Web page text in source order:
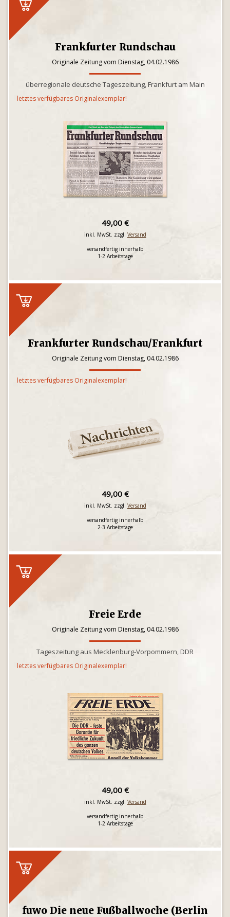
Frankfurter Rundschau
Originale Zeitung vom Dienstag, 04.02.1986
überregionale deutsche Tageszeitung, Frankfurt am Main
letztes verfügbares Originalexemplar!
49,00 €
inkl. MwSt. zzgl. Versand
versandfertig innerhalb
1-2 Arbeitstage
Frankfurter Rundschau/Frankfurt
Originale Zeitung vom Dienstag, 04.02.1986
letztes verfügbares Originalexemplar!
49,00 €
inkl. MwSt. zzgl. Versand
versandfertig innerhalb
2-3 Arbeitstage
Freie Erde
Originale Zeitung vom Dienstag, 04.02.1986
Tageszeitung aus Mecklenburg-Vorpommern, DDR
letztes verfügbares Originalexemplar!
49,00 €
inkl. MwSt. zzgl. Versand
versandfertig innerhalb
1-2 Arbeitstage
fuwo Die neue Fußballwoche (Berlin